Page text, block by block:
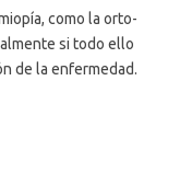
como la orto-
si todo ello
de la enfermedad.